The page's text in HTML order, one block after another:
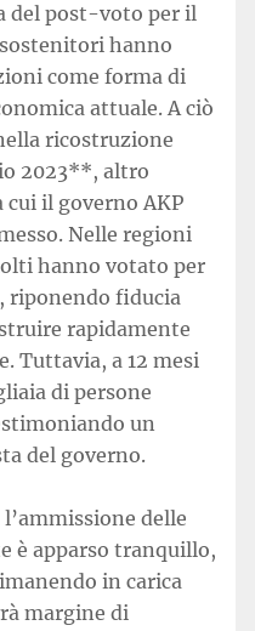
del post-voto per il
hanno
come forma di
attuale. A ciò
ricostruzione
2023**, altro
il governo AKP
Nelle regioni
hanno votato per
riponendo fiducia
rapidamente
Tuttavia, a 12 mesi
di persone
un
del governo.
delle
è apparso tranquillo,
in carica
margine di